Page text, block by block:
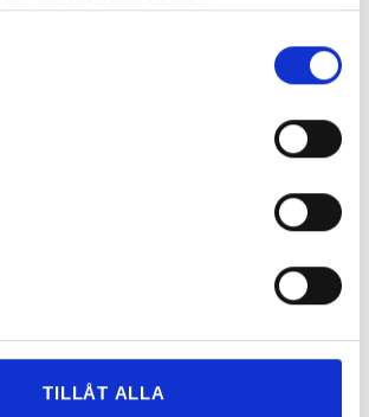
TILLÅT ALLA
i Göteborg
2020-03-23
utomlandsflytten
2020-01-20
2019-11-27
och flygelflytt i Göteborg
2019-10-28
flytt i Göteborg
2019-08-29
2019-07-29